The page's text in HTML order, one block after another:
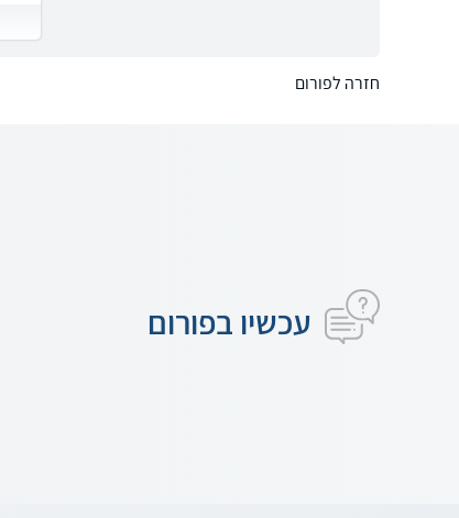
חזרה לפורום
עכשיו בפורום